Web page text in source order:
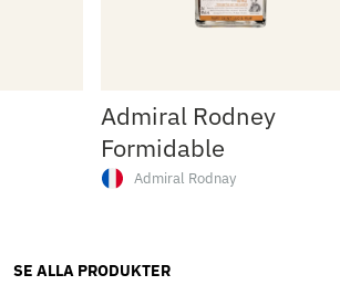
Admiral Rodney
Formidable
Admiral Rodnay
SE ALLA PRODUKTER